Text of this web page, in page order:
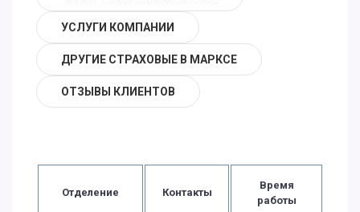
УСЛУГИ КОМПАНИИ
ДРУГИЕ СТРАХОВЫЕ В МАРКСЕ
ОТЗЫВЫ КЛИЕНТОВ
Отделение Контакты
Время
работы